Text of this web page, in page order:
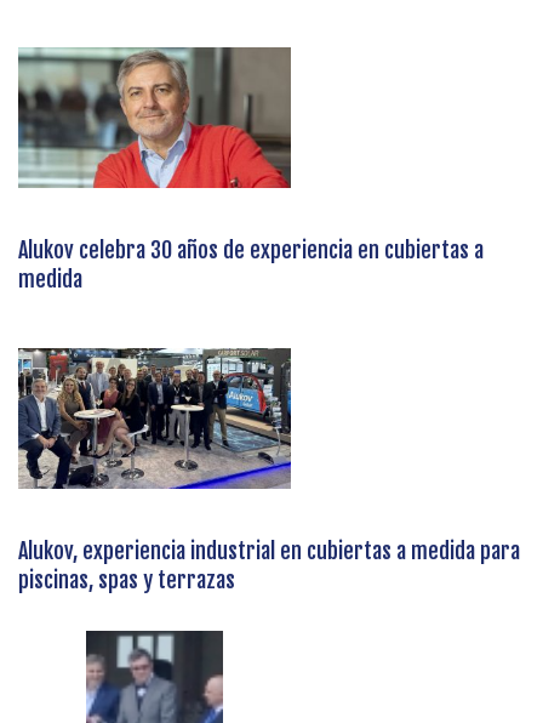
Alukov celebra 30 años de experiencia en cubiertas a
medida
Alukov, experiencia industrial en cubiertas a medida para
piscinas, spas y terrazas